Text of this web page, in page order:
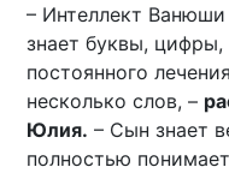
– Интеллект
знает буквы, цифры,
постоянного
несколько слов, –
Юлия. – Сын знает
полностью